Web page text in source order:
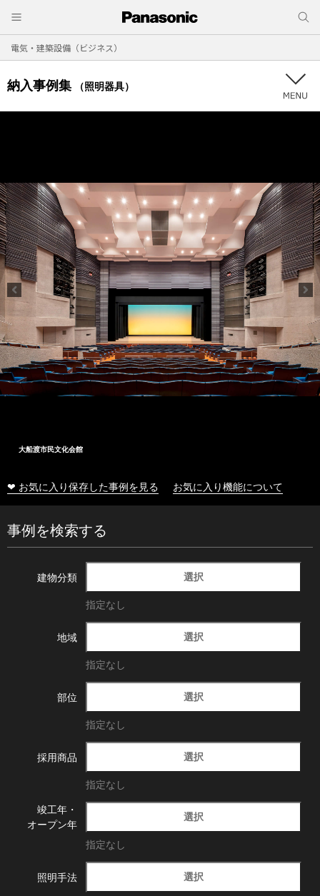
電気・建築設備（ビジネス）
納入事例集 （照明器具）
大船渡市民文化会館
❤ お気に入り保存した事例を見る お気に入り機能について
事例を検索する
建物分類 選択
指定なし
地域 選択
指定なし
部位 選択
指定なし
採用商品 選択
指定なし
竣工年・
オープン年
選択
指定なし
照明手法 選択